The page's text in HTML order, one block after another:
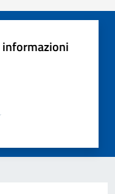
informazioni